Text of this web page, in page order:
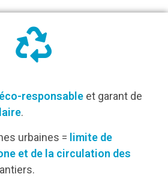
responsable et garant de
.
urbaines = limite de
et de la circulation des